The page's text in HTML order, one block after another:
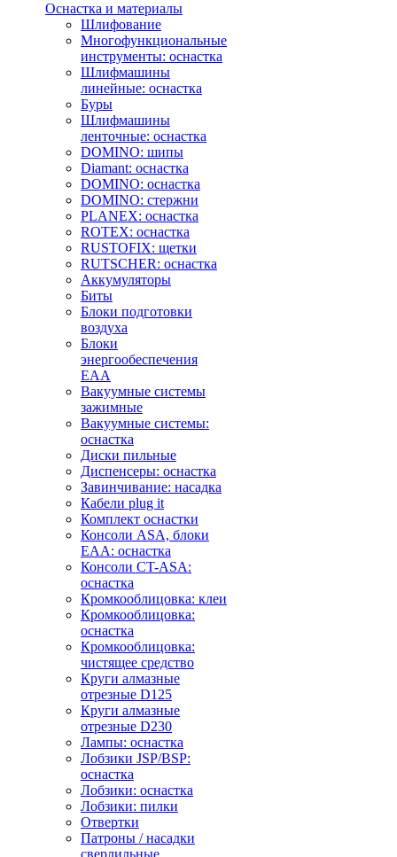
Оснастка и материалы
Шлифование
Многофункциональные
инструменты: оснастка
Шлифмашины
линейные: оснастка
Буры
Шлифмашины
ленточные: оснастка
DOMINO: шипы
Diamant: оснастка
DOMINO: оснастка
DOMINO: стержни
PLANEX: оснастка
ROTEX: оснастка
RUSTOFIX: щетки
RUTSCHER: оснастка
Аккумуляторы
Биты
Блоки подготовки
воздуха
Блоки
энергообеспечения
EAA
Вакуумные системы
зажимные
Вакуумные системы:
оснастка
Диски пильные
Диспенсеры: оснастка
Завинчивание: насадка
Кабели plug it
Комплект оснастки
Консоли ASA, блоки
EAA: оснастка
Консоли CT-ASA:
оснастка
Кромкооблицовка: клеи
Кромкооблицовка:
оснастка
Кромкооблицовка:
чистящее средство
Круги алмазные
отрезные D125
Круги алмазные
отрезные D230
Лампы: оснастка
Лобзики JSP/BSP:
оснастка
Лобзики: оснастка
Лобзики: пилки
Отвертки
Патроны / насадки
сверлильные